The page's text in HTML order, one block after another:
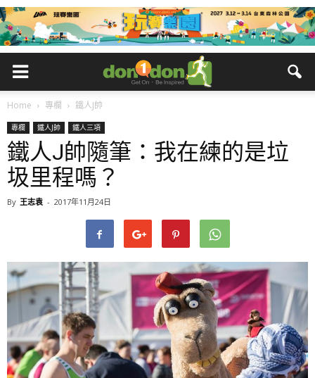
Home 專欄 鐵人J帥
專欄 鐵人J帥 鐵人三項
鐵人J帥隨筆：我在練的是垃
圾里程嗎？
By 王志袁 - 2017年11月24日